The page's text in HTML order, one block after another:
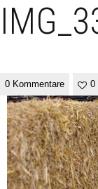
0 Kommentare 0